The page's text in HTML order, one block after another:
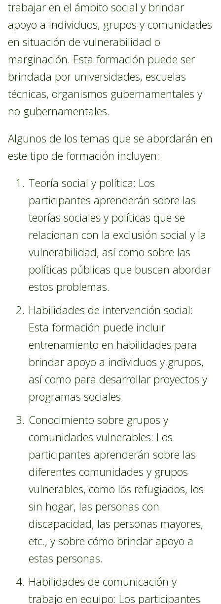
trabajar en el ámbito social y brindar
apoyo a individuos, grupos y comunidades
en situación de vulnerabilidad o
marginación. Esta formación puede ser
brindada por universidades, escuelas
técnicas, organismos gubernamentales y
no gubernamentales.
Algunos de los temas que se abordarán en
este tipo de formación incluyen:
Teoría social y política: Los
participantes aprenderán sobre las
teorías sociales y políticas que se
relacionan con la exclusión social y la
vulnerabilidad, así como sobre las
políticas públicas que buscan abordar
estos problemas.
Habilidades de intervención social:
Esta formación puede incluir
entrenamiento en habilidades para
brindar apoyo a individuos y grupos,
así como para desarrollar proyectos y
programas sociales.
Conocimiento sobre grupos y
comunidades vulnerables: Los
participantes aprenderán sobre las
diferentes comunidades y grupos
vulnerables, como los refugiados, los
sin hogar, las personas con
discapacidad, las personas mayores,
etc., y sobre cómo brindar apoyo a
estas personas.
Habilidades de comunicación y
trabajo en equipo: Los participantes